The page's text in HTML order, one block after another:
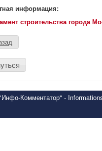
информация:
строительства города
Комментатор" -